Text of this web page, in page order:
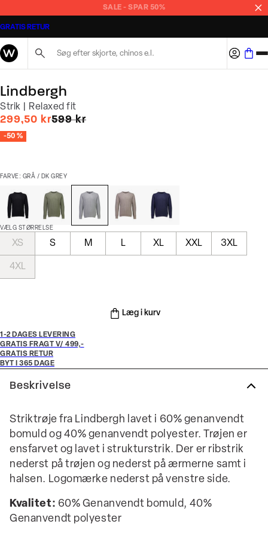
SALE - SPAR 50%
GRATIS RETUR
Lindbergh
Strik | Relaxed fit
299,50 krI alt (uden rabat)
599 kr
-50 %
FARVE: GRÅ / DK GREY
VÆLG STØRRELSE
XS S M L XL XXL 3XL
4XL
Læg i kurv
1-2 DAGES LEVERING
GRATIS FRAGT V/ 499,-
GRATIS RETUR
BYT I 365 DAGE
Beskrivelse
Striktrøje fra Lindbergh lavet i 60% genanvendt
bomuld og 40% genanvendt polyester. Trøjen er
ensfarvet og lavet i strukturstrik. Der er ribstrik
nederst på trøjen og nederst på ærmerne samt i
halsen. Logomærke nederst på venstre side.
Kvalitet: 60% Genanvendt bomuld, 40%
Genanvendt polyester